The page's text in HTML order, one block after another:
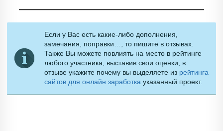
Если у Вас есть какие-либо дополнения,
замечания, поправки…, то пишите в отзывах.
Также Вы можете повлиять на место в рейтинге
любого участника, выставив свои оценки, в
отзыве укажите почему вы выделяете из рейтинга
сайтов для онлайн заработка указанный проект.